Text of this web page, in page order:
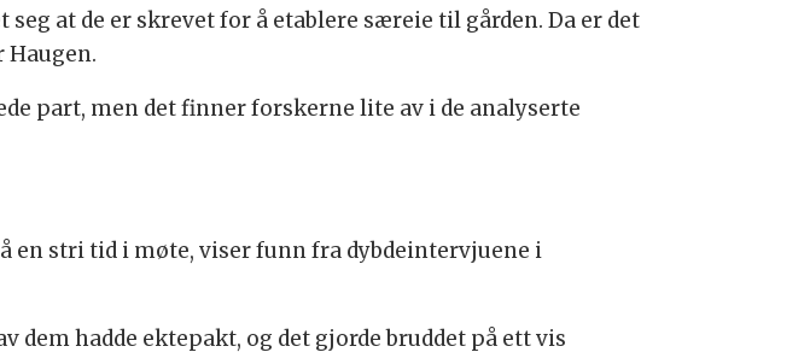
at de er skrevet for å etablere særeie til gården. Da er det
part, men det finner forskerne lite av i de analyserte
en stri tid i møte, viser funn fra dybdeintervjuene i
hadde ektepakt, og det gjorde bruddet på ett vis